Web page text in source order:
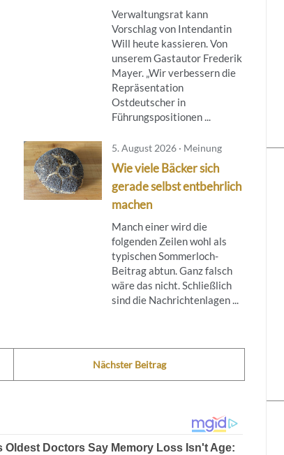
Verwaltungsrat kann
Vorschlag von Intendantin
Will heute kassieren. Von
unserem Gastautor Frederik
Mayer. „Wir verbessern die
Repräsentation
Ostdeutscher in
Führungspositionen ...
5. August 2026 · Meinung
Wie viele Bäcker sich
gerade selbst entbehrlich
machen
Manch einer wird die
folgenden Zeilen wohl als
typischen Sommerloch-
Beitrag abtun. Ganz falsch
wäre das nicht. Schließlich
sind die Nachrichtenlagen ...
Nächster Beitrag